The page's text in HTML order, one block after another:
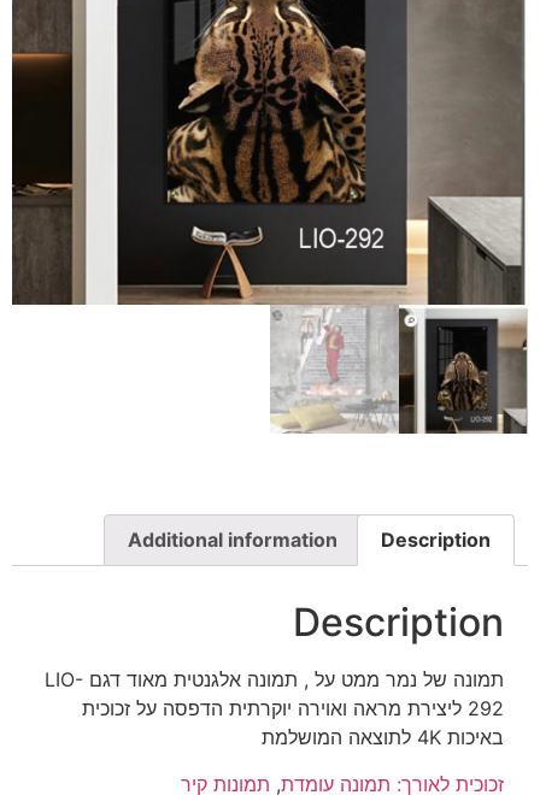
Description
Additional information
Description
תמונה של נמר ממט על , תמונה אלגנטית מאוד דגם LIO-
292 ליצירת מראה ואוירה יוקרתית הדפסה על זכוכית
באיכות 4K לתוצאה המושלמת
זכוכית לאורך: תמונה עומדת, תמונות קיר